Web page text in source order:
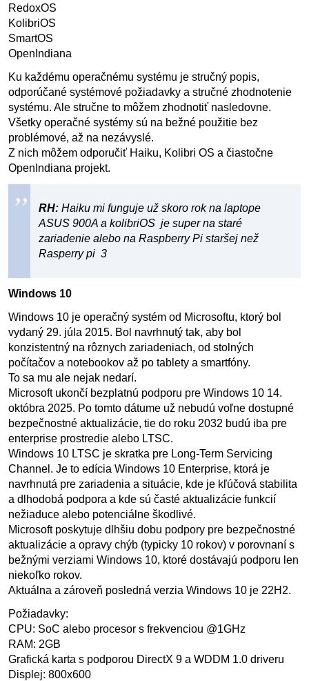
RedoxOS
KolibriOS
SmartOS
OpenIndiana
Ku každému operačnému systému je stručný popis,
odporúčané systémové požiadavky a stručné zhodnotenie
systému. Ale stručne to môžem zhodnotiť nasledovne.
Všetky operačné systémy sú na bežné použitie bez
problémové, až na nezávyslé.
Z nich môžem odporučiť Haiku, Kolibri OS a čiastočne
OpenIndiana projekt.
RH: Haiku mi funguje už skoro rok na laptope
ASUS 900A a kolibriOS je super na staré
zariadenie alebo na Raspberry Pi staršej než
Rasperry pi 3
Windows 10
Windows 10 je operačný systém od Microsoftu, ktorý bol
vydaný 29. júla 2015. Bol navrhnutý tak, aby bol
konzistentný na rôznych zariadeniach, od stolných
počítačov a notebookov až po tablety a smartfóny.
To sa mu ale nejak nedarí.
Microsoft ukončí bezplatnú podporu pre Windows 10 14.
októbra 2025. Po tomto dátume už nebudú voľne dostupné
bezpečnostné aktualizácie, tie do roku 2032 budú iba pre
enterprise prostredie alebo LTSC.
Windows 10 LTSC je skratka pre Long-Term Servicing
Channel. Je to edícia Windows 10 Enterprise, ktorá je
navrhnutá pre zariadenia a situácie, kde je kľúčová stabilita
a dlhodobá podpora a kde sú časté aktualizácie funkcií
nežiaduce alebo potenciálne škodlivé.
Microsoft poskytuje dlhšiu dobu podpory pre bezpečnostné
aktualizácie a opravy chýb (typicky 10 rokov) v porovnaní s
bežnými verziami Windows 10, ktoré dostávajú podporu len
niekoľko rokov.
Aktuálna a zároveň posledná verzia Windows 10 je 22H2.
Požiadavky:
CPU: SoC alebo procesor s frekvenciou @1GHz
RAM: 2GB
Grafická karta s podporou DirectX 9 a WDDM 1.0 driveru
Displej: 800x600